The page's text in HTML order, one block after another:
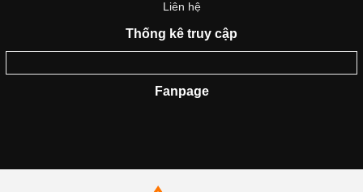
Liên hệ
Thống kê truy cập
Fanpage